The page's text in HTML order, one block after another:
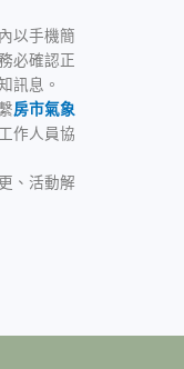
以手機簡
必確認正
訊息。
房市氣象
作人員協
、活動解